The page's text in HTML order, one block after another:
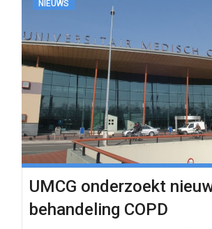
NIEUWS
UMCG onderzoekt
behandeling COPD